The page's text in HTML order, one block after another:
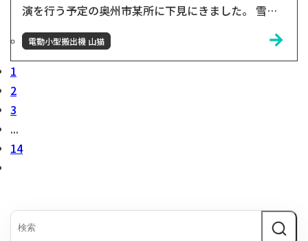
演を行う予定の奥州市某所に下見にきました。 雪の
中でも、山猫は元気に動きます！雪が固まって滑りや
すい場所だと、山猫が支えになって助かります😊 実
電動小型搬出機 山猫
1
2
3
...
14